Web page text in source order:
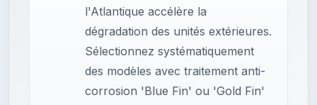
l'Atlantique accélère la
dégradation des unités extérieures.
Sélectionnez systématiquement
des modèles avec traitement anti-
corrosion 'Blue Fin' ou 'Gold Fin'